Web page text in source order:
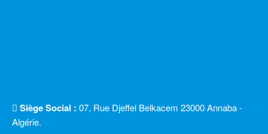
Siège Social : 07, Rue Djeffel Belkacem 23000 Annaba -
Algérie.